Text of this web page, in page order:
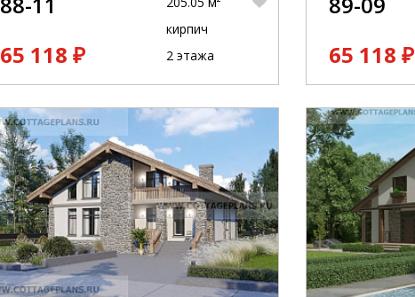
65 118 ₽
кирпич
2 этажа
65 118 ₽